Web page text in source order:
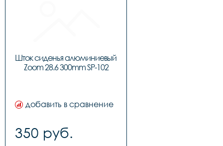
Шток сиденья алюминиевый
Zoom 28.6 300mm SP-102
добавить в сравнение
350 руб.